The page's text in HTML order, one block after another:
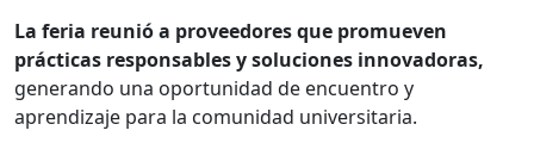
La feria reunió a proveedores que promueven
prácticas responsables y soluciones innovadoras,
generando una oportunidad de encuentro y
aprendizaje para la comunidad universitaria.